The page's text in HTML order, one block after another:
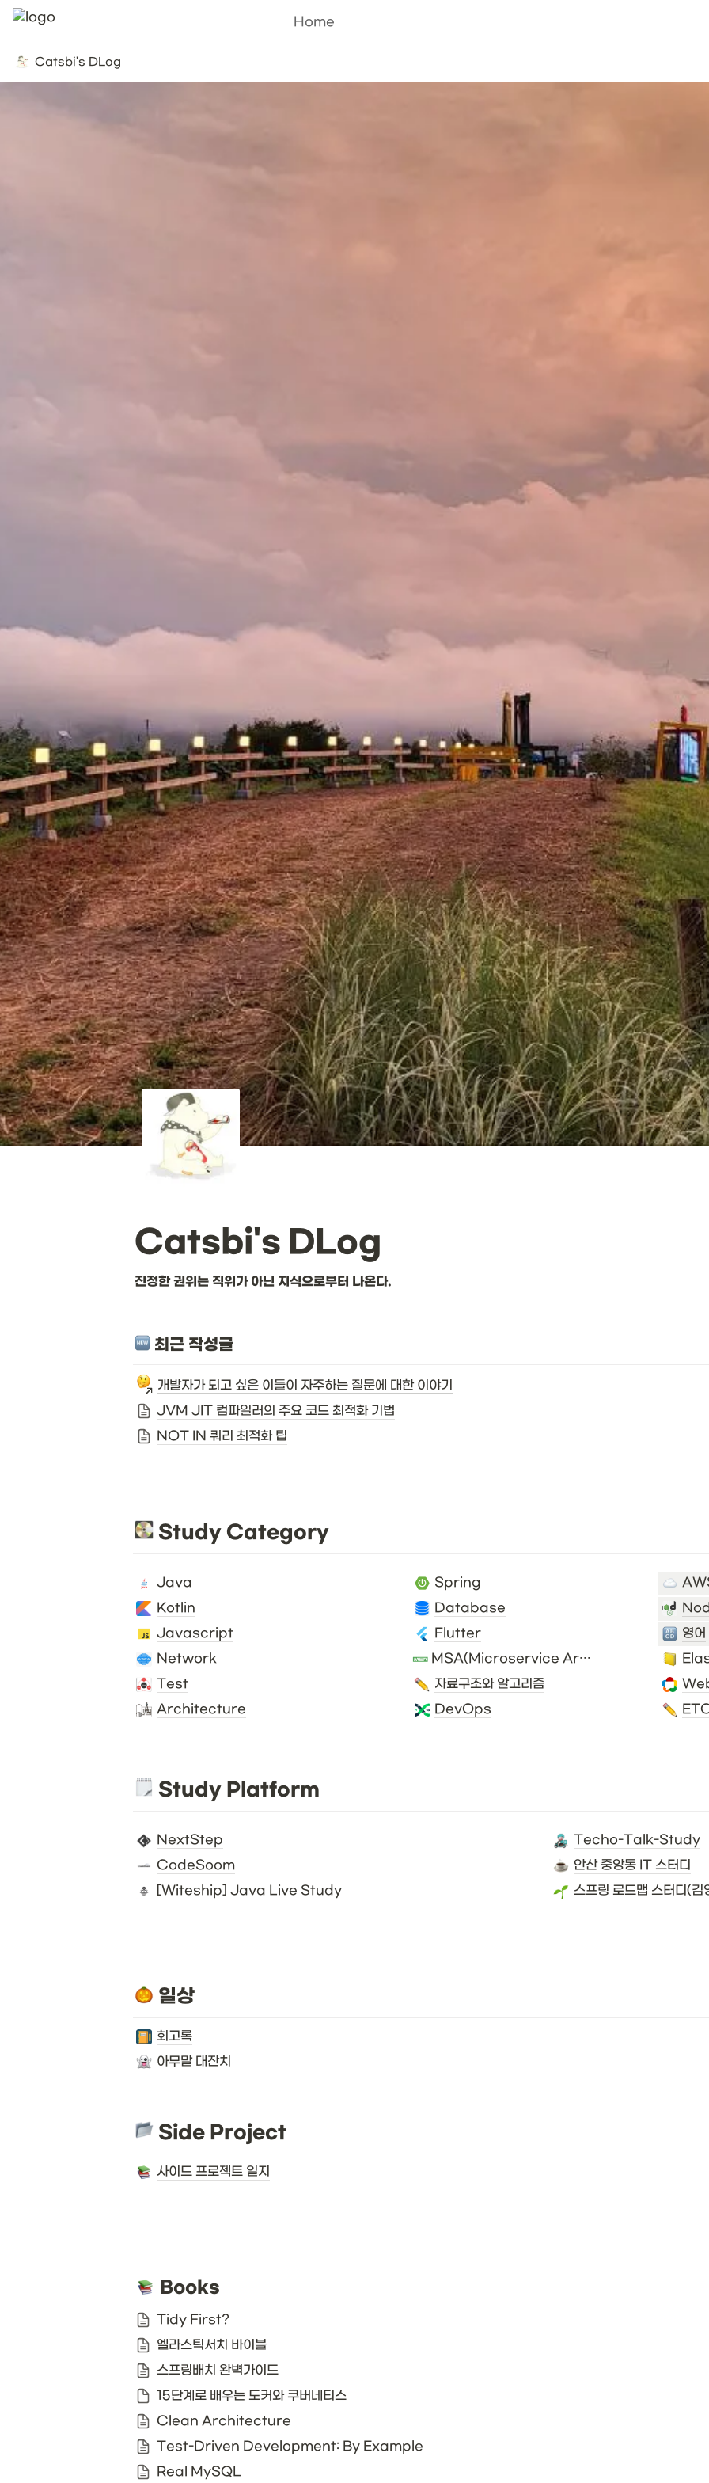
Home
Catsbi's DLog
Catsbi's DLog
진정한 권위는 직위가 아닌 지식으로부터 나온다.
최근 작성글
개발자가 되고 싶은 이들이 자주하는 질문에 대한 이야기
JVM JIT 컴파일러의 주요 코드 최적화 기법
NOT IN 쿼리 최적화 팁
Study Category
Java
Kotlin
Javascript
Network
Test
Architecture
Spring
Database
Flutter
MSA(Microservice Architecture)
자료구조와 알고리즘
DevOps
영어
Study Platform
NextStep
CodeSoom
[Witeship] Java Live Study
Techo-Talk-Study
안산 중앙동 IT 스터디
스프링 로드맵 스터디(김
일상
회고록
아무말 대잔치
Side Project
사이드 프로젝트 일지
Books
Tidy First?
엘라스틱서치 바이블
스프링배치 완벽가이드
15단계로 배우는 도커와 쿠버네티스
Clean Architecture
Test-Driven Development: By Example
Real MySQL